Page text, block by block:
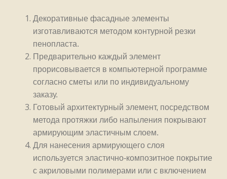
Декоративные фасадные элементы
изготавливаются методом контурной резки
пенопласта.
Предварительно каждый элемент
прорисовывается в компьютерной программе
согласно сметы или по индивидуальному
заказу.
Готовый архитектурный элемент, посредством
метода протяжки либо напыления покрывают
армирующим эластичным слоем.
Для нанесения армирующего слоя
используется эластично-композитное покрытие
с акриловыми полимерами или с включением